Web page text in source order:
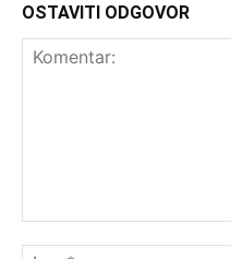
OSTAVITI ODGOVOR